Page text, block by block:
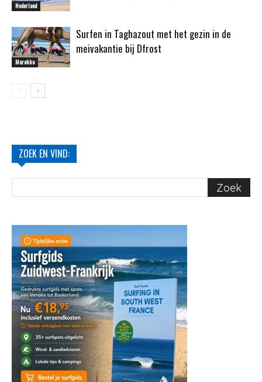
Nederland
Marokko
Surfen in Taghazout met het gezin in de
meivakantie bij Dfrost
ZOEK EN VIND: